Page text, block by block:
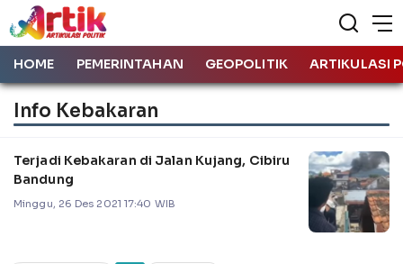
HOME PEMERINTAHAN GEOPOLITIK ARTIKULASI
Info Kebakaran
Terjadi Kebakaran di Jalan Kujang, Cibiru
Bandung
Minggu, 26 Des 2021 17:40 WIB